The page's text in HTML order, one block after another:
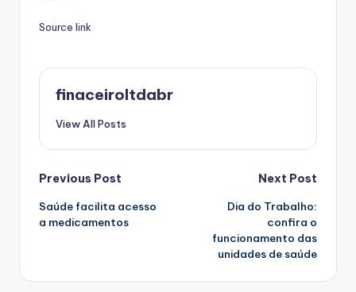
Source link
finaceiroltdabr
View All Posts
Post
navigation
Previous Post
Saúde facilita acesso
a medicamentos
Next Post
Dia do Trabalho:
confira o
funcionamento das
unidades de saúde